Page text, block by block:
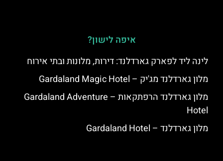
איפה לישון?
לינה ליד לפארק גארדלנד: דירות, מלונות ובתי אירוח
מלון גארדלנד מג'יק – Gardaland Magic Hotel
מלון גארדלנד הרפתקאות – Gardaland Adventure
Hotel
מלון גארדלנד – Gardaland Hotel